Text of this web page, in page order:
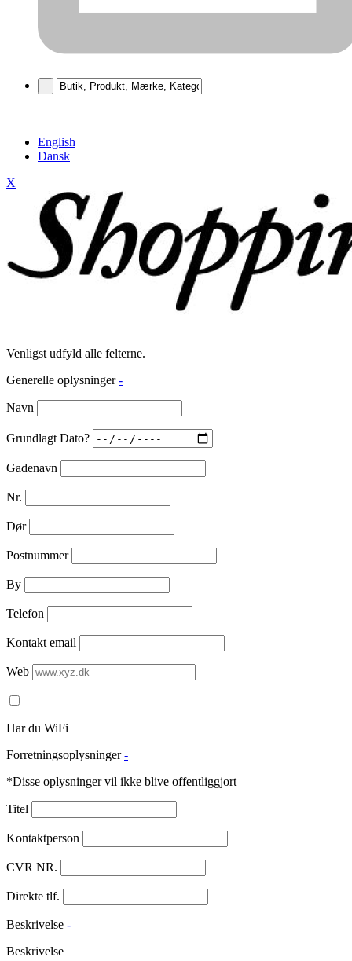
English
Dansk
X
Venligst udfyld alle felterne.
Generelle oplysninger -
Navn
Grundlagt Dato?
Gadenavn
Nr.
Dør
Postnummer
By
Telefon
Kontakt email
Web
Har du WiFi
Forretningsoplysninger -
*Disse oplysninger vil ikke blive offentliggjort
Titel
Kontaktperson
CVR NR.
Direkte tlf.
Beskrivelse -
Beskrivelse